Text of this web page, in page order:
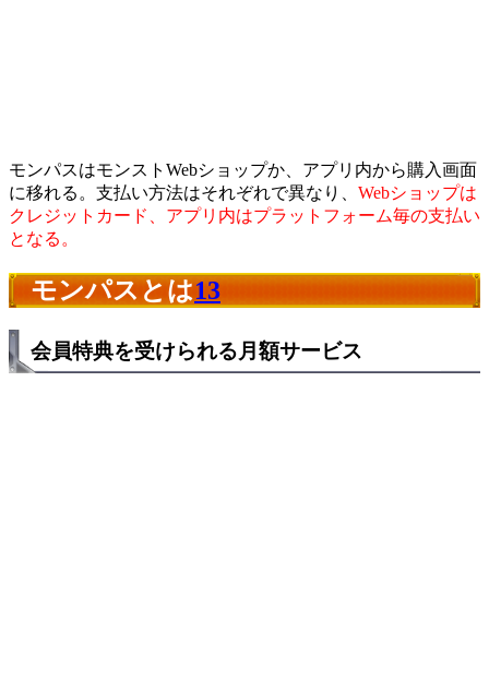
モンパスはモンストWebショップか、アプリ内から購入画面
に移れる。支払い方法はそれぞれで異なり、 Webショップは
クレジットカード、アプリ内はプラットフォーム毎の支払い
となる。
モンパスとは13
会員特典を受けられる月額サービス